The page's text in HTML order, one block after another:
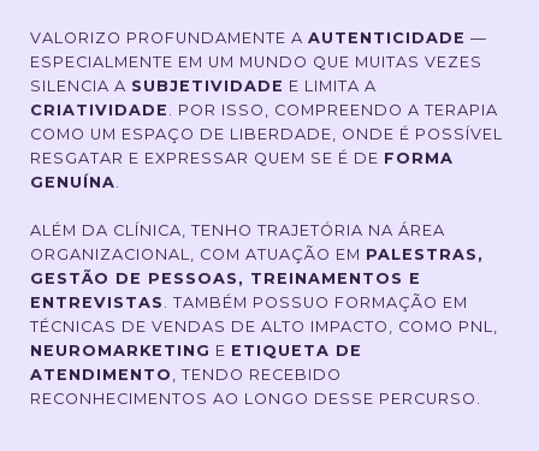
VALORIZO PROFUNDAMENTE A AUTENTICIDADE —
ESPECIALMENTE EM UM MUNDO QUE MUITAS VEZES
SILENCIA A SUBJETIVIDADE E LIMITA A
CRIATIVIDADE . POR ISSO, COMPREENDO A TERAPIA
COMO UM ESPAÇO DE LIBERDADE, ONDE É POSSÍVEL
RESGATAR E EXPRESSAR QUEM SE É DE FORMA
GENUÍNA.
ALÉM DA CLÍNICA, TENHO TRAJETÓRIA NA ÁREA
ORGANIZACIONAL, COM ATUAÇÃO EM PALESTRAS,
GESTÃO DE PESSOAS, TREINAMENTOS E
ENTREVISTAS . TAMBÉM POSSUO FORMAÇÃO EM
TÉCNICAS DE VENDAS DE ALTO IMPACTO, COMO PNL,
NEUROMARKETING E ETIQUETA DE
ATENDIMENTO , TENDO RECEBIDO
RECONHECIMENTOS AO LONGO DESSE PERCURSO.